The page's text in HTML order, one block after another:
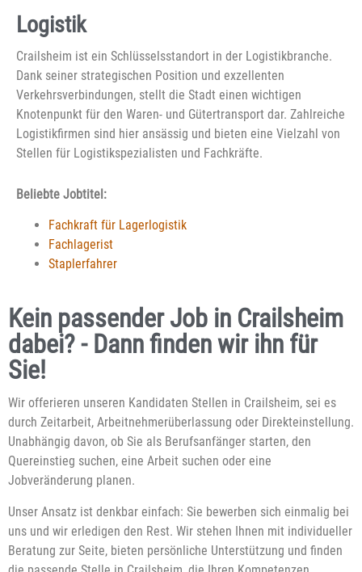
Logistik
Crailsheim ist ein Schlüsselsstandort in der Logistikbranche.
Dank seiner strategischen Position und exzellenten
Verkehrsverbindungen, stellt die Stadt einen wichtigen
Knotenpunkt für den Waren- und Gütertransport dar. Zahlreiche
Logistikfirmen sind hier ansässig und bieten eine Vielzahl von
Stellen für Logistikspezialisten und Fachkräfte.
Beliebte Jobtitel:
Fachkraft für Lagerlogistik
Fachlagerist
Staplerfahrer
Kein passender Job in Crailsheim
dabei? - Dann finden wir ihn für
Sie!
Wir offerieren unseren Kandidaten Stellen in Crailsheim, sei es
durch Zeitarbeit, Arbeitnehmerüberlassung oder Direkteinstellung.
Unabhängig davon, ob Sie als Berufsanfänger starten, den
Quereinstieg suchen, eine Arbeit suchen oder eine
Jobveränderung planen.
Unser Ansatz ist denkbar einfach: Sie bewerben sich einmalig bei
uns und wir erledigen den Rest. Wir stehen Ihnen mit individueller
Beratung zur Seite, bieten persönliche Unterstützung und finden